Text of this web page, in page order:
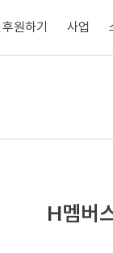
후원하기 사업
H멤버